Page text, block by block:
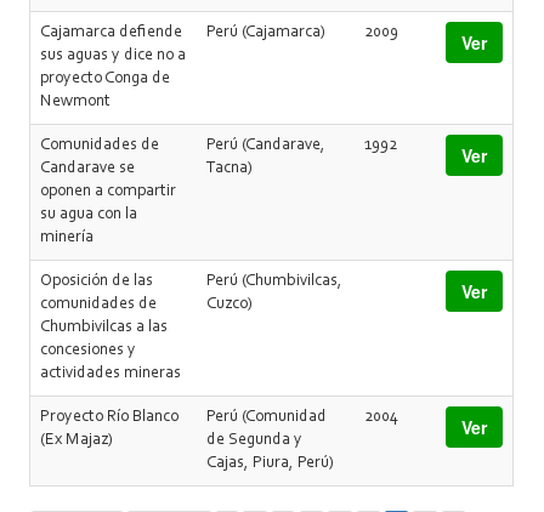
Cajamarca defiende
sus aguas y dice no a
proyecto Conga de
Newmont
Perú (Cajamarca) 2009 Ver
Comunidades de
Candarave se
oponen a compartir
su agua con la
minería
Perú (Candarave,
Tacna)
1992 Ver
Oposición de las
comunidades de
Chumbivilcas a las
concesiones y
actividades mineras
Perú (Chumbivilcas,
Cuzco)
Ver
Proyecto Río Blanco
(Ex Majaz)
Perú (Comunidad
de Segunda y
Cajas, Piura, Perú)
2004 Ver